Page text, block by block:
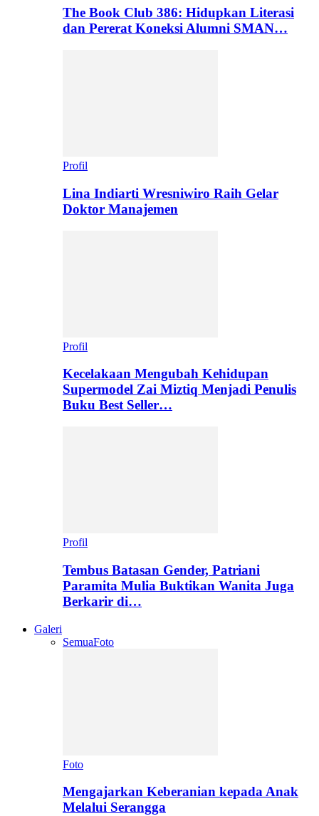
The Book Club 386: Hidupkan Literasi
dan Pererat Koneksi Alumni SMAN…
Profil
Lina Indiarti Wresniwiro Raih Gelar
Doktor Manajemen
Profil
Kecelakaan Mengubah Kehidupan
Supermodel Zai Miztiq Menjadi Penulis
Buku Best Seller…
Profil
Tembus Batasan Gender, Patriani
Paramita Mulia Buktikan Wanita Juga
Berkarir di…
Galeri
SemuaFoto
Foto
Mengajarkan Keberanian kepada Anak
Melalui Serangga